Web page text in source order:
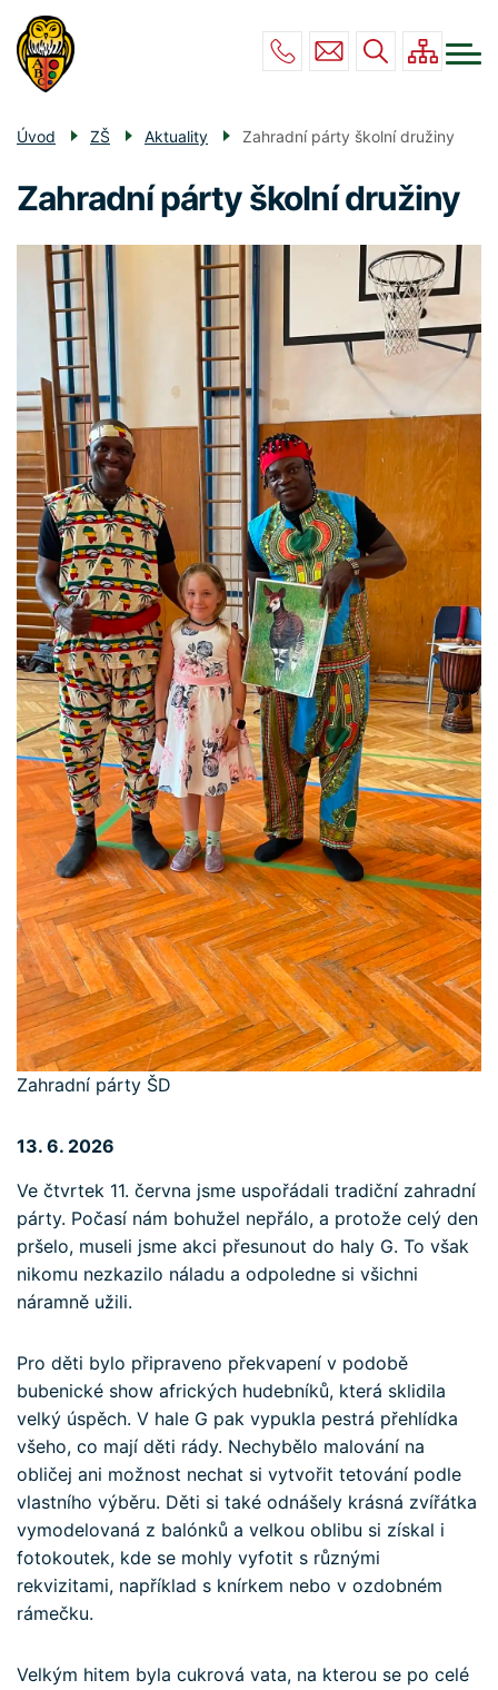
Přejít
hlavnímu
obsahu
Menu
navigace
ZŠ
MŠ
POVINNÉ INFO
KONTAKT
Úvod ZŠ Aktuality Zahradní párty školní družiny
Zahradní párty školní družiny
Zahradní párty ŠD
13. 6. 2026
Ve čtvrtek 11. června jsme uspořádali tradiční zahradní
párty. Počasí nám bohužel nepřálo, a protože celý den
pršelo, museli jsme akci přesunout do haly G. To však
nikomu nezkazilo náladu a odpoledne si všichni
náramně užili.
Pro děti bylo připraveno překvapení v podobě
bubenické show afrických hudebníků, která sklidila
velký úspěch. V hale G pak vypukla pestrá přehlídka
všeho, co mají děti rády. Nechybělo malování na
obličej ani možnost nechat si vytvořit tetování podle
vlastního výběru. Děti si také odnášely krásná zvířátka
vymodelovaná z balónků a velkou oblibu si získal i
fotokoutek, kde se mohly vyfotit s různými
rekvizitami, například s knírkem nebo v ozdobném
rámečku.
Velkým hitem byla cukrová vata, na kterou se po celé